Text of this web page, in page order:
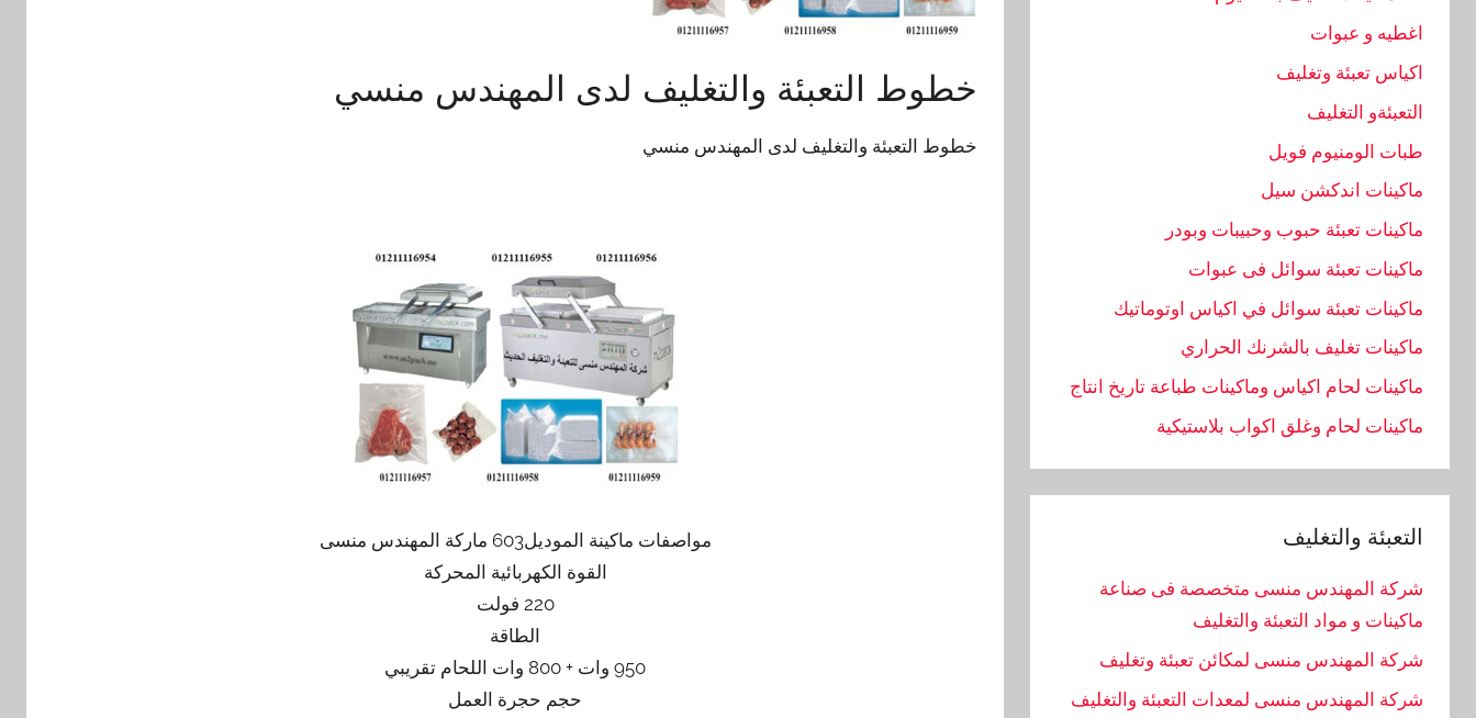
خطوط التعبئة والتغليف لدى المهندس منسي
خطوط التعبئة والتغليف لدى المهندس منسي
مواصفات ماكينة الموديل603 ماركة المهندس منسى
القوة الكهربائية المحركة
220 فولت
الطاقة
950 وات + 800 وات اللحام تقريبي
حجم حجرة العمل
اغطيه و عبوات
اكياس تعبئة وتغليف
التعبئةو التغليف
طبات الومنيوم فويل
ماكينات اندكشن سيل
ماكينات تعبئة حبوب وحبيبات وبودر
ماكينات تعبئة سوائل فى عبوات
ماكينات تعبئة سوائل في اكياس اوتوماتيك
ماكينات تغليف بالشرنك الحراري
ماكينات لحام اكياس وماكينات طباعة تاريخ انتاج
ماكينات لحام وغلق اكواب بلاستيكية
التعبئة والتغليف
شركة المهندس منسى متخصصة فى صناعة
ماكينات و مواد التعبئة والتغليف
شركة المهندس منسى لمكائن تعبئة وتغليف
شركة المهندس منسى لمعدات التعبئة والتغليف